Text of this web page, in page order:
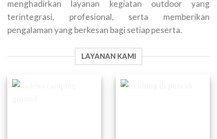
menghadirkan layanan kegiatan outdoor yang
terintegrasi, profesional, serta memberikan
pengalaman yang berkesan bagi setiap peserta.
LAYANAN KAMI